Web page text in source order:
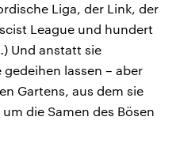
Liga, der Link, der
League und hundert
Und anstatt sie
lassen – aber
Gartens, aus dem sie
die Samen des Bösen